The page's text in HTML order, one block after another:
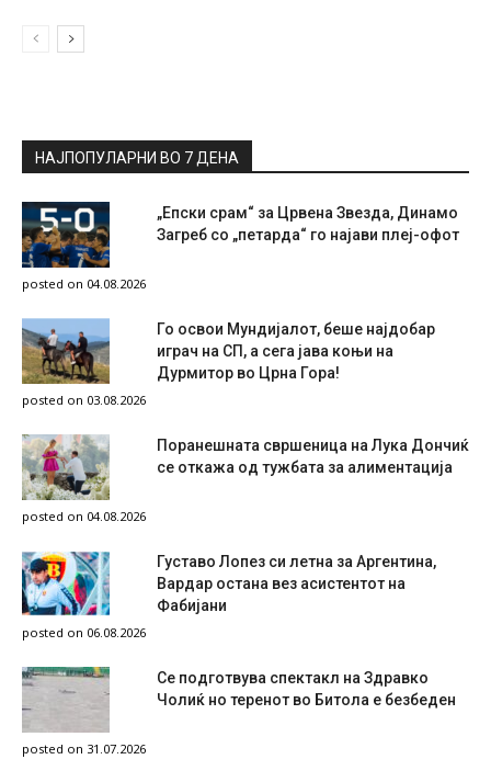
НАЈПОПУЛАРНИ ВО 7 ДЕНА
„Епски срам“ за Црвена Звезда, Динамо
Загреб со „петарда“ го најави плеј-офот
posted on 04.08.2026
Го освои Мундијалот, беше најдобар
играч на СП, а сега јава коњи на
Дурмитор во Црна Гора!
posted on 03.08.2026
Поранешната свршеница на Лука Дончиќ
се откажа од тужбата за алиментација
posted on 04.08.2026
Густаво Лопез си летна за Аргентина,
Вардар остана вез асистентот на
Фабијани
posted on 06.08.2026
Се подготвува спектакл на Здравко
Чолиќ но теренот во Битола е безбеден
posted on 31.07.2026